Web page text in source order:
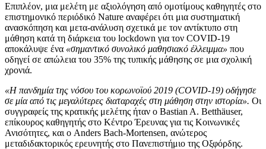
Επιπλέον, μια μελέτη με αξιολόγηση από ομοτίμους καθηγητές στο
επιστημονικό περιόδικό Nature αναφέρει ότι μια συστηματική
ανασκόπηση και μετα-ανάλυση σχετικά με τον αντίκτυπο στη
μάθηση κατά τη διάρκεια του lockdown για τον COVID-19
αποκάλυψε ένα «σημαντικό συνολικό μαθησιακό έλλειμμα» που
οδηγεί σε απώλεια του 35% της τυπικής μάθησης σε μια σχολική
χρονιά.
«Η πανδημία της νόσου του κορωνοϊού 2019 (COVID-19) οδήγησε
σε μία από τις μεγαλύτερες διαταραχές στη μάθηση στην ιστορία». Οι
συγγραφείς της κρατικής μελέτης ήταν ο Bastian A. Betthäuser,
επίκουρος καθηγητής στο Κέντρο Έρευνας για τις Κοινωνικές
Ανισότητες, και ο Anders Bach-Mortensen, ανώτερος
μεταδιδακτορικός ερευνητής στο Πανεπιστήμιο της Οξφόρδης.